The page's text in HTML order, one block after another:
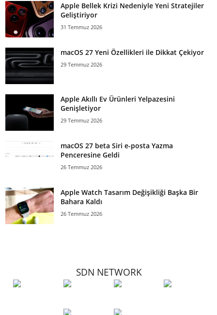
Apple Bellek Krizi Nedeniyle Yeni Stratejiler
Geliştiriyor
31 Temmuz 2026
macOS 27 Yeni Özellikleri ile Dikkat Çekiyor
29 Temmuz 2026
Apple Akıllı Ev Ürünleri Yelpazesini
Genişletiyor
29 Temmuz 2026
macOS 27 beta Siri e-posta Yazma
Penceresine Geldi
26 Temmuz 2026
Apple Watch Tasarım Değişikliği Başka Bir
Bahara Kaldı
26 Temmuz 2026
SDN NETWORK